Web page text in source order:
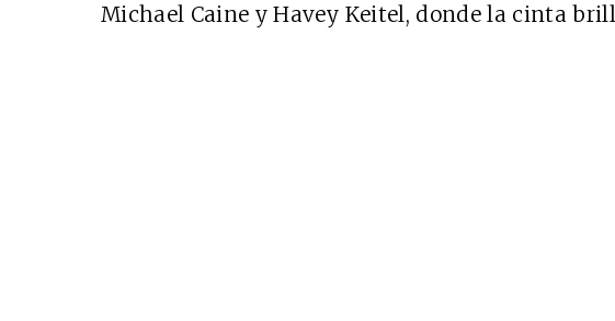
Michael Caine y Havey Keitel, donde la cinta